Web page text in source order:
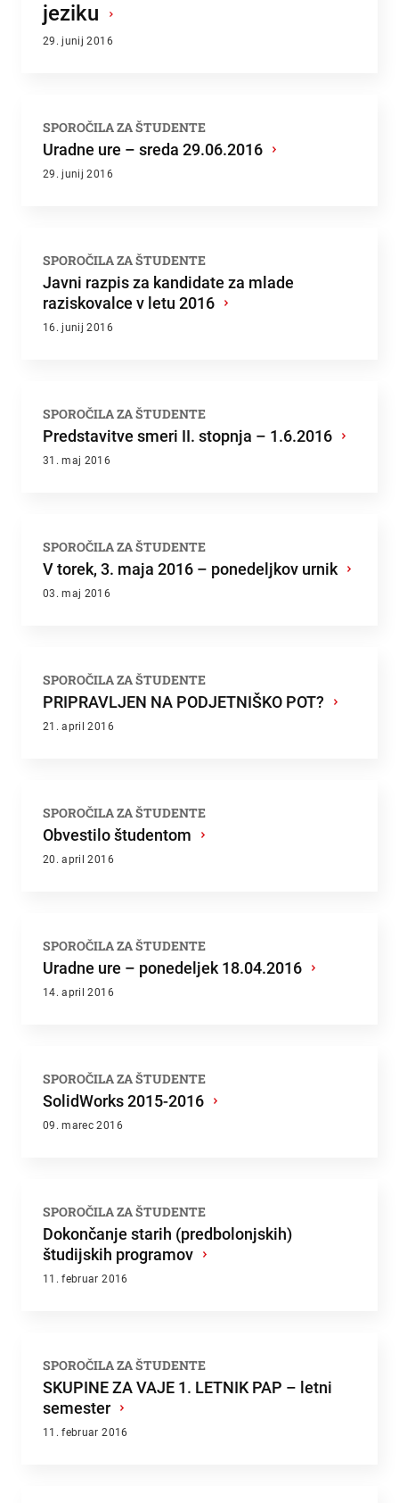
jeziku ›
29. junij 2016
SPOROČILA ZA ŠTUDENTE
Uradne ure – sreda 29.06.2016 ›
29. junij 2016
SPOROČILA ZA ŠTUDENTE
Javni razpis za kandidate za mlade
raziskovalce v letu 2016 ›
16. junij 2016
SPOROČILA ZA ŠTUDENTE
Predstavitve smeri II. stopnja – 1.6.2016 ›
31. maj 2016
SPOROČILA ZA ŠTUDENTE
V torek, 3. maja 2016 – ponedeljkov urnik ›
03. maj 2016
SPOROČILA ZA ŠTUDENTE
PRIPRAVLJEN NA PODJETNIŠKO POT? ›
21. april 2016
SPOROČILA ZA ŠTUDENTE
Obvestilo študentom ›
20. april 2016
SPOROČILA ZA ŠTUDENTE
Uradne ure – ponedeljek 18.04.2016 ›
14. april 2016
SPOROČILA ZA ŠTUDENTE
SolidWorks 2015-2016 ›
09. marec 2016
SPOROČILA ZA ŠTUDENTE
Dokončanje starih (predbolonjskih)
študijskih programov ›
11. februar 2016
SPOROČILA ZA ŠTUDENTE
SKUPINE ZA VAJE 1. LETNIK PAP – letni
semester ›
11. februar 2016